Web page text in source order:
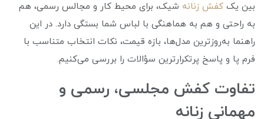
بین یک کفش زنانه شیک، برای محیط کار و مجالس رسمی، هم
به راحتی و هم به هماهنگی با لباس شما بستگی دارد. در این
راهنما به‌روزترین مدل‌ها، بازه قیمت، نکات انتخاب متناسب با
فرم پا و پاسخ پرتکرارترین سؤالات را بررسی می‌کنیم.
تفاوت کفش مجلسی، رسمی و
مهمانی زنانه